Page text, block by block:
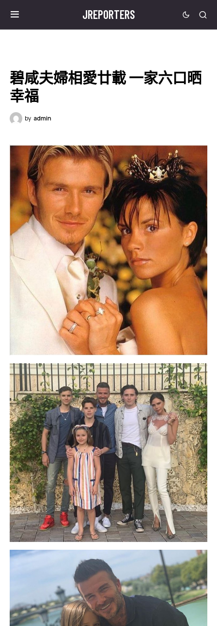
JREPORTERS
碧咸夫婦相愛廿載 一家六口晒
幸福
by admin